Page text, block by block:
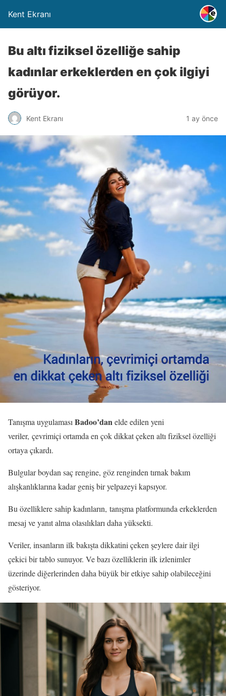
Kent Ekranı
Bu altı fiziksel özelliğe sahip
kadınlar erkeklerden en çok ilgiyi
görüyor.
Kent Ekranı 1 ay önce
Tanışma uygulaması Badoo’danelde edilen yeni
veriler, çevrimiçi ortamda en çok dikkat çeken altı fiziksel özelliği
ortaya çıkardı.
Bulgular boydan saç rengine, göz renginden tırnak bakım
alışkanlıklarına kadar geniş bir yelpazeyi kapsıyor.
Bu özelliklere sahip kadınların, tanışma platformunda erkeklerden
mesaj ve yanıt alma olasılıkları daha yüksekti.
Veriler, insanların ilk bakışta dikkatini çeken şeylere dair ilgi
çekici bir tablo sunuyor. Ve bazı özelliklerin ilk izlenimler
üzerinde diğerlerinden daha büyük bir etkiye sahip olabileceğini
gösteriyor.